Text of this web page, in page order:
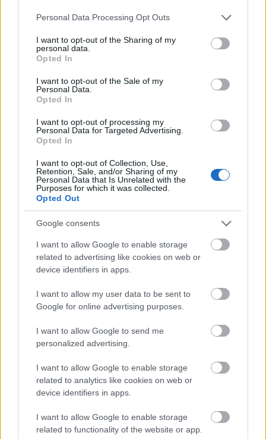
Please note that this website/app uses one or more Google
not limited to your visit or usage behaviour. You may click to
grant or deny consent to Google and its third-party tags to
use your data for below specified purposes in below Google
consent section.
Personal Data Processing Opt Outs
I want to opt-out of the Sharing of my
personal data.
Opted In
I want to opt-out of the Sale of my
Personal Data.
Opted In
I want to opt-out of processing my
Personal Data for Targeted Advertising.
Opted In
I want to opt-out of Collection, Use,
Retention, Sale, and/or Sharing of my
Personal Data that Is Unrelated with the
Purposes for which it was collected.
Opted Out
Google consents
I want to allow Google to enable storage
related to advertising like cookies on web or
device identifiers in apps.
I want to allow my user data to be sent to
Google for online advertising purposes.
I want to allow Google to send me
personalized advertising.
I want to allow Google to enable storage
related to analytics like cookies on web or
device identifiers in apps.
I want to allow Google to enable storage
related to functionality of the website or app.
MAGYAR ÉPÍTŐK
műemlékfelújítás restaurálás
Történelmi táj, amelynek minden köve mesél –
A projekt részeként megújulnak a területen található
műemlékek, köztük a különleges Műromok, valamint a közeli
Várkanyarban álló Nepomuki Szent János híd és szobor is.
M1 bővítés: már zajlik a teljesen új